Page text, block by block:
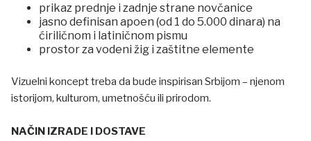
prikaz prednje i zadnje strane novčanice
jasno definisan apoen (od 1 do 5.000 dinara) na
ćiriličnom i latiničnom pismu
prostor za vodeni žig i zaštitne elemente
Vizuelni koncept treba da bude inspirisan Srbijom – njenom
istorijom, kulturom, umetnošću ili prirodom.
NAČIN IZRADE I DOSTAVE